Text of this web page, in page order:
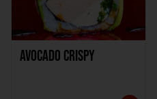
Avocado Crispy